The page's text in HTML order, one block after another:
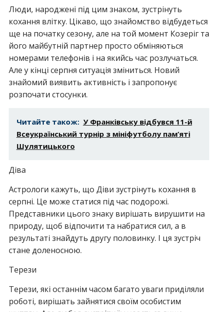
Люди, народжені під цим знаком, зустрінуть
кохання влітку. Цікаво, що знайомство відбудеться
ще на початку сезону, але на той момент Козеріг та
його майбутній партнер просто обміняються
номерами телефонів і на якийсь час розлучаться.
Але у кінці серпня ситуація зміниться. Новий
знайомий виявить активність і запропонує
розпочати стосунки.
Читайте також: У Франківську відбувся 11-й
Всеукраїнський турнір з мініфутболу пам’яті
Шулятицького
Діва
Астрологи кажуть, що Діви зустрінуть кохання в
серпні. Це може статися під час подорожі.
Представники цього знаку вирішать вирушити на
природу, щоб відпочити та набратися сил, а в
результаті знайдуть другу половинку. І ця зустріч
стане доленосною.
Терези
Терези, які останнім часом багато уваги приділяли
роботі, вирішать зайнятися своїм особистим